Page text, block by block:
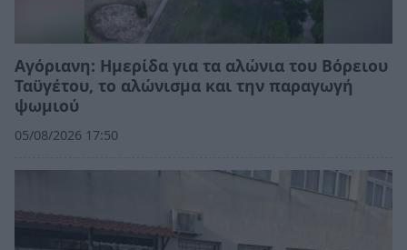
Αγόριανη: Ημερίδα για τα αλώνια του Βόρειου
Ταϋγέτου, το αλώνισμα και την παραγωγή
ψωμιού
05/08/2026 17:50